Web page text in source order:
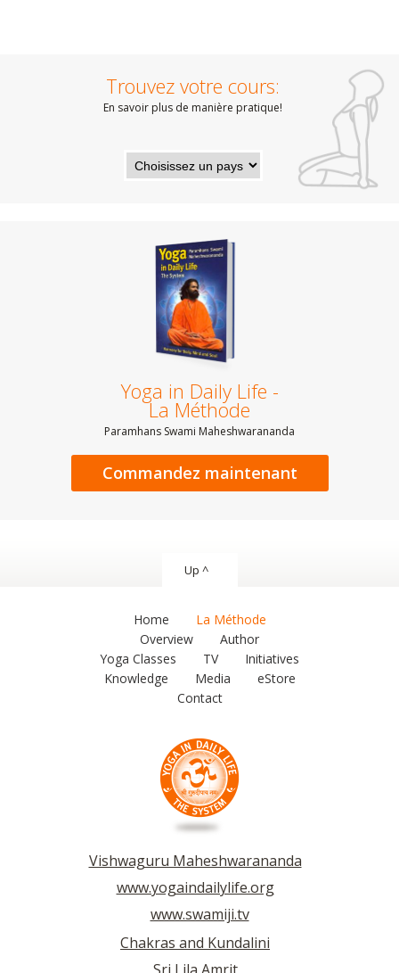
Trouvez votre cours:
En savoir plus de manière pratique!
Yoga in Daily Life -
La Méthode
Paramhans Swami Maheshwarananda
Commandez maintenant
Up ^
Home
La Méthode
Overview
Author
Yoga Classes
TV
Initiatives
Knowledge
Media
eStore
Contact
Vishwaguru Maheshwarananda
www.yogaindailylife.org
www.swamiji.tv
Chakras and Kundalini